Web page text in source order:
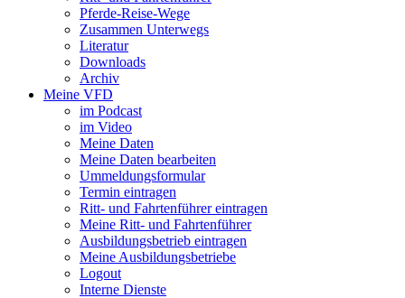
Pferde-Reise-Wege
Zusammen Unterwegs
Literatur
Downloads
Archiv
Meine VFD
im Podcast
im Video
Meine Daten
Meine Daten bearbeiten
Ummeldungsformular
Termin eintragen
Ritt- und Fahrtenführer eintragen
Meine Ritt- und Fahrtenführer
Ausbildungsbetrieb eintragen
Meine Ausbildungsbetriebe
Logout
Interne Dienste